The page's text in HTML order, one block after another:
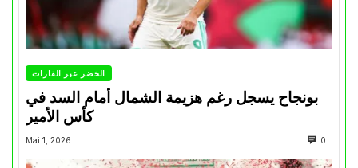
الخضر عبر القارات
بونجاح يسجل رغم هزيمة الشمال أمام السد في
كأس الأمير
Mai 1, 2026 0